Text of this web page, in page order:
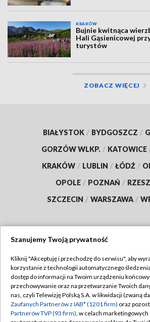
KRAKÓW
Bujnie kwitnąca
Hali Gąsienicowej
turystów
ZOBACZ WIĘCEJ
BIAŁYSTOK / BYDGOSZCZ /
GORZÓW WLKP. / KATOWICE
KRAKÓW / LUBLIN / ŁÓDŹ /
OPOLE / POZNAŃ /
SZCZECIN / WARSZAWA /
TVP
Abonament TVP
Emisja w TVP
Centrum informacji TVP
Regulamin TVP
Polityka
Szanujemy Twoją prywatność
Kliknij "Akceptuję i przechodzę do serwisu", aby
korzystanie z technologii automatycznego
dostęp do informacji na Twoim urządzeniu
przechowywanie oraz na przetwarzanie Twoich
nas, czyli Telewizję Polską S.A. w likwidacji (zwaną
Zaufanych Partnerów z IAB* (1201 firm) oraz
Partnerów TVP (93 firm), w celach marketingowych